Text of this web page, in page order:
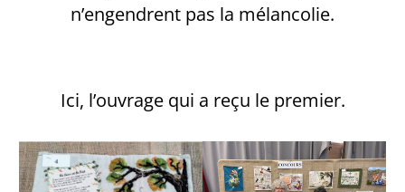
n’engendrent pas la mélancolie.
Ici, l’ouvrage qui a reçu le premier.